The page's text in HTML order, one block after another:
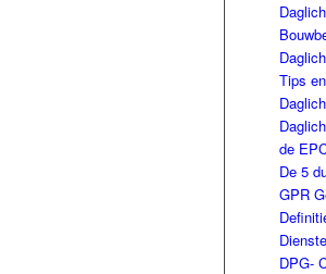
Tips
de
De 5
GPR
DPG-